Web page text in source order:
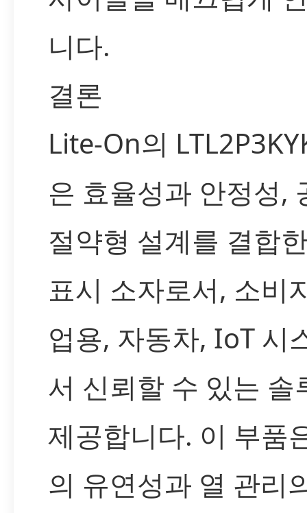
니다.
결론
Lite-On의
은 효율성과 안정성,
절약형 설계를 결합
표시 소자로서, 소비
업용, 자동차, IoT 시
서 신뢰할 수 있는 솔
제공합니다. 이 부품
의 유연성과 열 관리